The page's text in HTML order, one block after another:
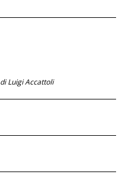
di Luigi Accattoli